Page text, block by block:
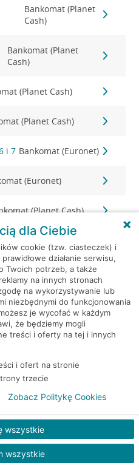
Bankomat (Planet
Cash)
Bankomat (Planet
Cash)
(Planet Cash)
(Planet Cash)
i 7 Bankomat (Euronet)
(Euronet)
(Planet Cash)
Bankomat (Planet
Cash)
Bankomat (Planet
Cash)
Bankomat (Planet
Cash)
(Planet Cash)
Bankomat
(Planet Cash)
(Planet Cash)
(Planet Cash)
dla Ciebie
cookie (tzw. ciasteczek) i
działanie serwisu,
Twoich potrzeb, a także
na innych stronach
na wykorzystywanie lub
niezbędnymi do funkcjonowania
je wycofać w każdym
że będziemy mogli
treści i oferty na tej i innych
i ofert na stronie
trzecie
wszystkie
wszystkie
Zobacz Politykę Cookies